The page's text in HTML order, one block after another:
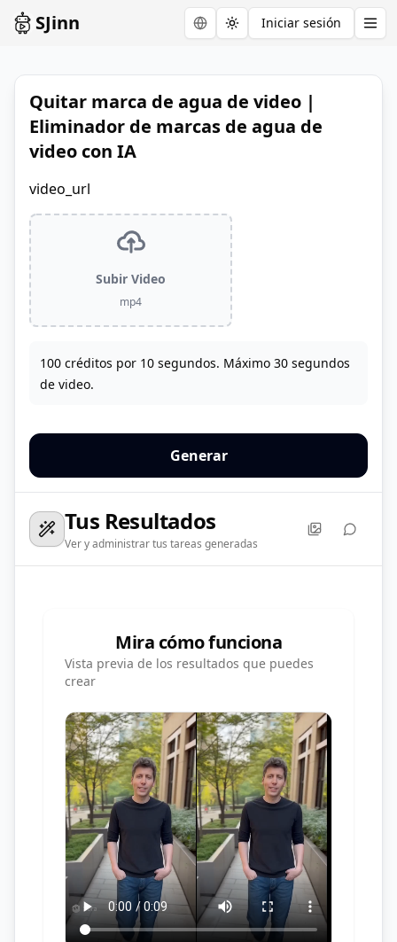
SJinn Toggle theme
Iniciar sesión
Quitar marca de agua de video |
Eliminador de marcas de agua de
video con IA
video_url
Subir Video
mp4
100 créditos por 10 segundos. Máximo 30 segundos
de video.
Generar
Tus Resultados
Ver y administrar tus tareas generadas
Mira cómo funciona
Vista previa de los resultados que puedes
crear